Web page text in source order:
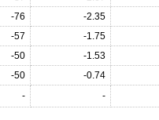
-76 -2.35
-57 -1.75
-50 -1.53
-50 -0.74
- -